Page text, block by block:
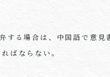
る場合は、中国語で意見
ばならない。